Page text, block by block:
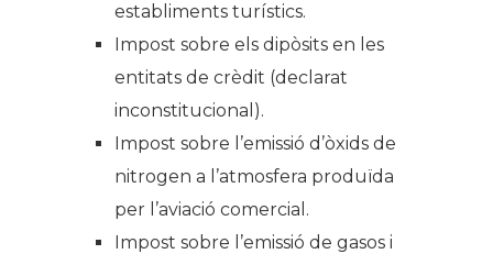
establiments turístics.
Impost sobre els dipòsits en les
entitats de crèdit (declarat
inconstitucional).
Impost sobre l’emissió d’òxids de
nitrogen a l’atmosfera produïda
per l’aviació comercial.
Impost sobre l’emissió de gasos i